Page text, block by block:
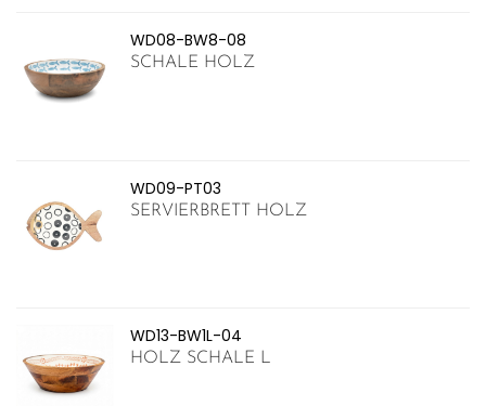
WD08-BW8-08
SCHALE HOLZ
WD09-PT03
SERVIERBRETT HOLZ
WD13-BW1L-04
HOLZ SCHALE L